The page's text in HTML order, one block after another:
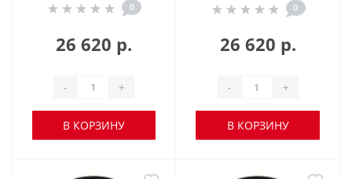
0
26 620 р.
- +
В КОРЗИНУ
0
26 620 р.
- +
В КОРЗИНУ